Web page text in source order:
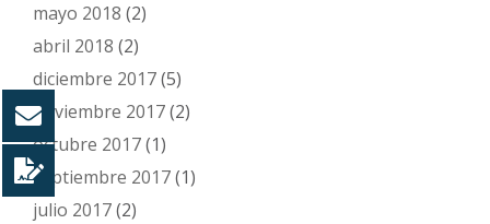
mayo 2018 (2)
abril 2018 (2)
diciembre 2017(5)
noviembre 2017(2)
octubre 2017(1)
septiembre 2017(1)
julio 2017(2)